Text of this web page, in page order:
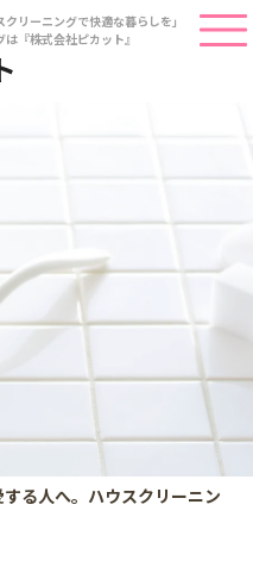
リーニングで快適な暮らしを」
『株式会社ピカット』
する人へ。ハウスクリーニン